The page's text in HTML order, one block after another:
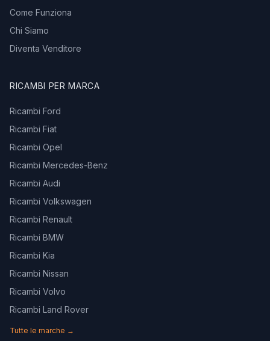
Come Funziona
Chi Siamo
Diventa Venditore
RICAMBI PER MARCA
Ricambi Ford
Ricambi Fiat
Ricambi Opel
Ricambi Mercedes-Benz
Ricambi Audi
Ricambi Volkswagen
Ricambi Renault
Ricambi BMW
Ricambi Kia
Ricambi Nissan
Ricambi Volvo
Ricambi Land Rover
Tutte le marche →